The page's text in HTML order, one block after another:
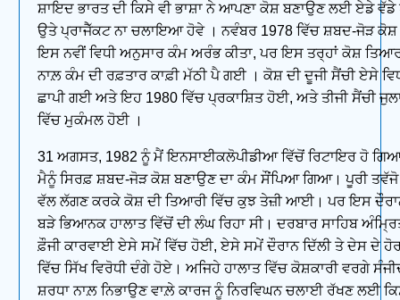
ਸ਼ਾਇਦ ਭਾਰਤ ਦੀ ਕਿਸੇ ਵੀ ਭਾਸ਼ਾ ਨੇ ਆਪਣਾ ਕੋਸ਼ ਬਣਾਉਣ ਲਈ ਏਡੇ ਵੱਡੇ
ਉਤੇ ਪ੍ਰਾਜੈੱਕਟ ਨਾ ਚਲਾਇਆ ਹੋਵੇ । ਨਵੰਬਰ 1978 ਵਿੱਚ ਸ਼ਬਦ-ਜੋੜ
ਇਸ ਨਵੀਂ ਵਿਧੀ ਅਨੁਸਾਰ ਕੰਮ ਅਰੰਭ ਕੀਤਾ, ਪਰ ਇਸ ਤਰ੍ਹਾਂ ਕੋਸ਼
ਨਾਲ਼ ਕੰਮ ਦੀ ਰਫ਼ਤਾਰ ਕਾਫ਼ੀ ਮੱਠੀ ਪੈ ਗਈ । ਕੋਸ਼ ਦੀ ਦੂਜੀ ਸੈਂਚੀ ਏਸੇ
ਛਾਪੀ ਗਈ ਅਤੇ ਇਹ 1980 ਵਿੱਚ ਪ੍ਰਕਾਸ਼ਿਤ ਹੋਈ, ਅਤੇ ਤੀਜੀ ਸੈਂਚੀ
ਵਿੱਚ ਮੁਕੰਮਲ ਹੋਈ ।
31 ਅਗਸਤ, 1982 ਨੂੰ ਮੈਂ ਇਨਸਾਈਕਲੋਪੀਡੀਆ ਵਿੱਚੋਂ ਰਿਟਾਇਰ ਹੋ
ਮੈਨੂੰ ਸਿਰਫ਼ ਸ਼ਬਦ-ਜੋੜ ਕੋਸ਼ ਬਣਾਉਣ ਦਾ ਕੰਮ ਸੌਂਪਿਆ ਗਿਆ। ਪੂਰੀ
ਵੱਲ ਲੱਗਣ ਕਰਕੇ ਕੋਸ਼ ਦੀ ਤਿਆਰੀ ਵਿੱਚ ਕੁਝ ਤੇਜ਼ੀ ਆਈ। ਪਰ ਇਸ
ਬੜੇ ਭਿਆਨਕ ਹਾਲਾਤ ਵਿੱਚੋਂ ਦੀ ਲੰਘ ਰਿਹਾ ਸੀ। ਦਰਬਾਰ ਸਾਹਿਬ
ਫ਼ੌਜੀ ਕਾਰਵਾਈ ਏਸੇ ਸਮੇਂ ਵਿੱਚ ਹੋਈ, ਏਸੇ ਸਮੇਂ ਦੌਰਾਨ ਦਿੱਲੀ ਤੇ ਦੇਸ ਦੇ
ਵਿੱਚ ਸਿੱਖ ਵਿਰੋਧੀ ਦੰਗੇ ਹੋਏ। ਅਜਿਹੇ ਹਾਲਾਤ ਵਿੱਚ ਕੋਸ਼ਕਾਰੀ ਵਰਗੇ
ਸ਼ਰਧਾ ਨਾਲ਼ ਨਿਭਾਉਣ ਵਾਲ਼ੇ ਕਾਰਜ ਨੂੰ ਨਿਰਵਿਘਨ ਚਲਾਈ ਰੱਖਣ ਲਈ